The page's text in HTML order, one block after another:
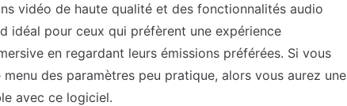
vidéo de haute qualité et des fonctionnalités audio
idéal pour ceux qui préfèrent une expérience
en regardant leurs émissions préférées. Si vous
des paramètres peu pratique, alors vous aurez une
avec ce logiciel.